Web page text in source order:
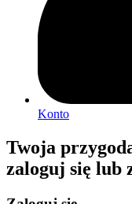
Konto
Twoja
zaloguj się lub